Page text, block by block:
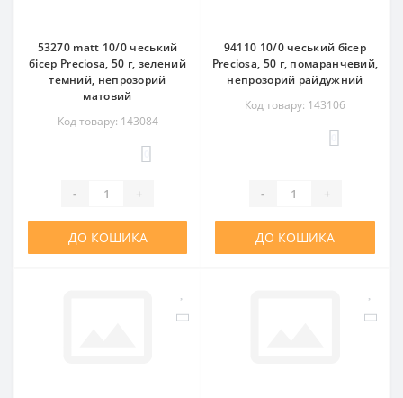
53270 matt 10/0 чеський
бісер Preciosa, 50 г, зелений
темний, непрозорий
матовий
Код товару: 143084
- +
ДО КОШИКА
94110 10/0 чеський бісер
Preciosa, 50 г, помаранчевий,
непрозорий райдужний
Код товару: 143106
- +
ДО КОШИКА